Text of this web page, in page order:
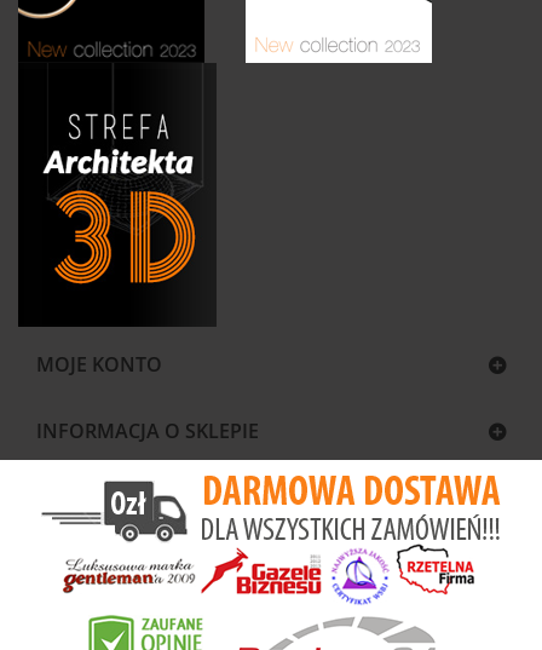
MOJE KONTO
INFORMACJA O SKLEPIE